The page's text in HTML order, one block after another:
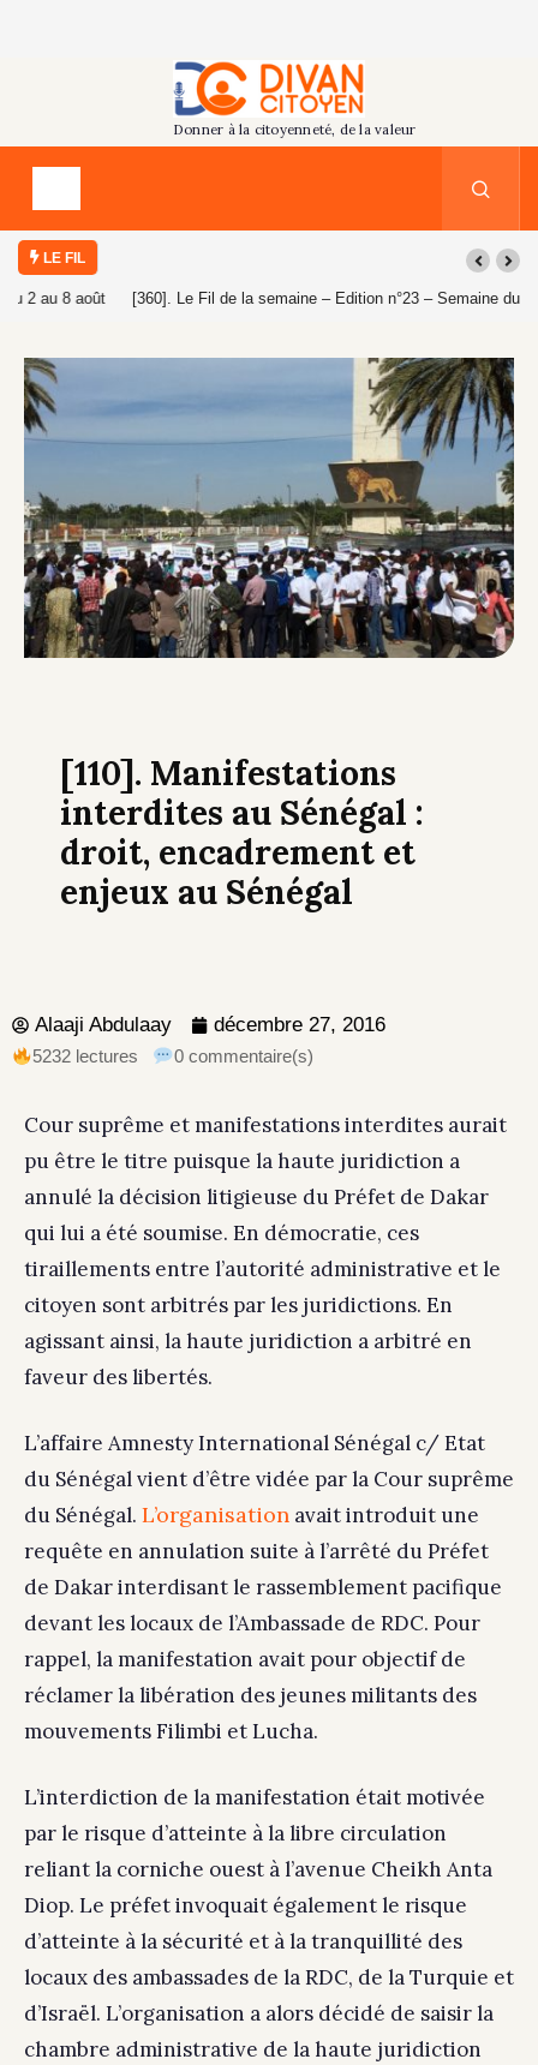
LE FIL
[360]. Le Fil de la semaine – Edition n°23 – Semaine du 26 juillet au 1er
[110]. Manifestations
interdites au Sénégal :
droit, encadrement et
enjeux au Sénégal
Alaaji Abdulaay décembre 27, 2016
5232 lectures 0 commentaire(s)
Cour suprême et manifestations interdites aurait
pu être le titre puisque la haute juridiction a
annulé la décision litigieuse du Préfet de Dakar
qui lui a été soumise. En démocratie, ces
tiraillements entre l’autorité administrative et le
citoyen sont arbitrés par les juridictions. En
agissant ainsi, la haute juridiction a arbitré en
faveur des libertés.
L’affaire Amnesty International Sénégal c/ Etat
du Sénégal vient d’être vidée par la Cour suprême
du Sénégal. L’organisation avait introduit une
requête en annulation suite à l’arrêté du Préfet
de Dakar interdisant le rassemblement pacifique
devant les locaux de l’Ambassade de RDC. Pour
rappel, la manifestation avait pour objectif de
réclamer la libération des jeunes militants des
mouvements Filimbi et Lucha.
L’interdiction de la manifestation était motivée
par le risque d’atteinte à la libre circulation
reliant la corniche ouest à l’avenue Cheikh Anta
Diop. Le préfet invoquait également le risque
d’atteinte à la sécurité et à la tranquillité des
locaux des ambassades de la RDC, de la Turquie et
d’Israël. L’organisation a alors décidé de saisir la
chambre administrative de la haute juridiction